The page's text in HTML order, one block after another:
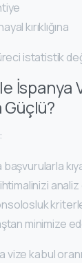
kırıklığına
istatistik
İspanya
Güçlü?
minimize
vize kabul